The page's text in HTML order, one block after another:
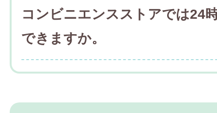
コンビニエンスストアでは24
できますか。